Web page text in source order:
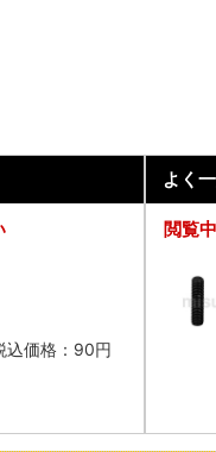
込価格： 90円
よく
閲覧